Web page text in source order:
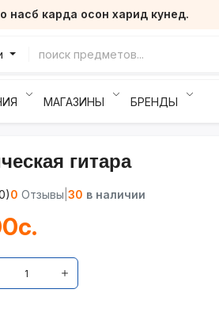
насб карда осон харид кунед.
МАГАЗИНЫ БРЕНДЫ
гитара
0 Отзывы 30 в наличии